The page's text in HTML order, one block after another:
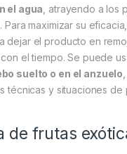
el agua , atrayendo a los
Para maximizar su
dejar el producto en
el tiempo. Se puede
suelto o en el anzuelo
técnicas y situaciones de
de frutas